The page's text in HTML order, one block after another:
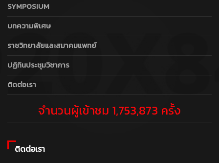
SYMPOSIUM
บทความพิเศษ
ราชวิทยาลัยและสมาคมแพทย์
ปฏิทินประชุมวิชาการ
ติดต่อเรา
จำนวนผู้เข้าชม 1,753,873 ครั้ง
ติดต่อเรา